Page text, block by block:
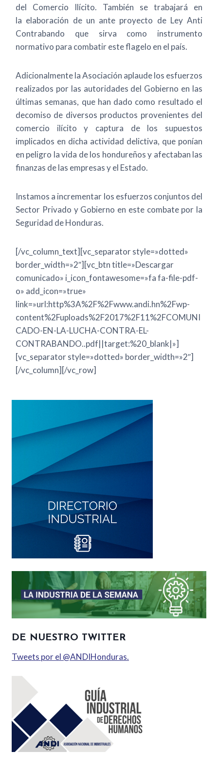
del Comercio Ilícito. También se trabajará en
la elaboración de un ante proyecto de Ley Anti
Contrabando que sirva como instrumento
normativo para combatir este flagelo en el país.
Adicionalmente la Asociación aplaude los esfuerzos
realizados por las autoridades del Gobierno en las
últimas semanas, que han dado como resultado el
decomiso de diversos productos provenientes del
comercio ilícito y captura de los supuestos
implicados en dicha actividad delictiva, que ponían
en peligro la vida de los hondureños y afectaban las
finanzas de las empresas y el Estado.
Instamos a incrementar los esfuerzos conjuntos del
Sector Privado y Gobierno en este combate por la
Seguridad de Honduras.
[/vc_column_text][vc_separator style=»dotted»
border_width=»2″][vc_btn title=»Descargar
comunicado» i_icon_fontawesome=»fa fa-file-pdf-
o» add_icon=»true»
link=»url:http%3A%2F%2Fwww.andi.hn%2Fwp-
content%2Fuploads%2F2017%2F11%2FCOMUNI
CADO-EN-LA-LUCHA-CONTRA-EL-
CONTRABANDO..pdf||target:%20_blank|»]
[vc_separator style=»dotted» border_width=»2″]
[/vc_column][/vc_row]
DE NUESTRO TWITTER
Tweets por el @ANDIHonduras.